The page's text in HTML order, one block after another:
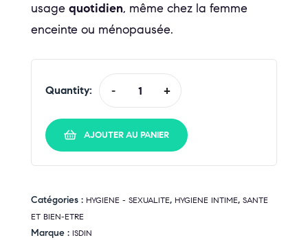
usage quotidien, même chez la femme
enceinte ou ménopausée.
Quantity: - +
AJOUTER AU PANIER
Catégories : HYGIENE - SEXUALITE, HYGIENE INTIME, SANTE
ET BIEN-ETRE
Marque : ISDIN